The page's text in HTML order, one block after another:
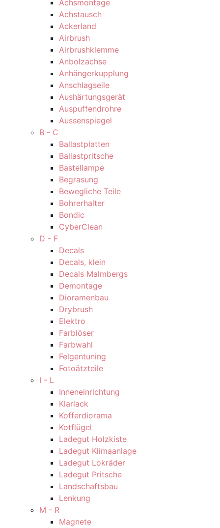
Achsmontage
Achstausch
Ackerland
Airbrush
Airbrushklemme
Anbolzachse
Anhängerkupplung
Anschlagseile
Aushärtungsgerät
Auspuffendrohre
Aussenspiegel
B - C
Ballastplatten
Ballastpritsche
Bastellampe
Begrasung
Bewegliche Teile
Bohrerhalter
Bondic
CyberClean
D - F
Decals
Decals, klein
Decals Malmbergs
Demontage
Dioramenbau
Drybrush
Elektro
Farblöser
Farbwahl
Felgentuning
Fotoätzteile
I - L
Inneneinrichtung
Klarlack
Kofferdiorama
Kotflügel
Ladegut Holzkiste
Ladegut Klimaanlage
Ladegut Lokräder
Ladegut Pritsche
Landschaftsbau
Lenkung
M - R
Magnete